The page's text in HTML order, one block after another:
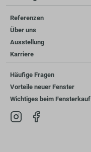
Referenzen
Über uns
Ausstellung
Karriere
Häufige Fragen
Vorteile neuer Fenster
Wichtiges beim Fensterkauf